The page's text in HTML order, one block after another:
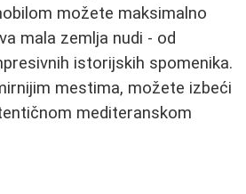
možete maksimalno
mala zemlja nudi - od
istorijskih spomenika.
mestima, možete izbeći
mediteranskom